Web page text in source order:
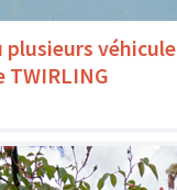
véhicule
TWIRLING